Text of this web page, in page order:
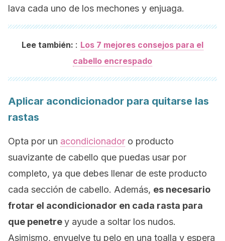
lava cada uno de los mechones y enjuaga.
Lee también: : Los 7 mejores consejos para el
cabello encrespado
Aplicar acondicionador para quitarse las
rastas
Opta por un acondicionador o producto
suavizante de cabello que puedas usar por
completo, ya que debes llenar de este producto
cada sección de cabello. Además, es necesario
frotar el acondicionador en cada rasta para
que penetrey ayude a soltar los nudos.
Asimismo, envuelve tu pelo en una toalla y espera